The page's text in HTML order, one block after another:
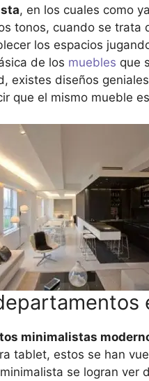
, en los cuales como
tonos, cuando se trata
los espacios
de los muebles que
existes diseños
que el mismo mueble
minimalistas
tablet, estos se han
se logran ver